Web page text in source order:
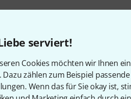
serviert!
Cookies möchten wir Ihnen
Dazu zählen zum Beispiel
Wenn das für Sie okay ist,